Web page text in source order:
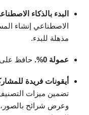
البدء بالذكاء
مذهلة للبدء.
عمولة 0%. حافظ على
أيقونات فريدة
تضمين ميزات
وعرض شرائح بالصور،